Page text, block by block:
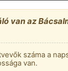
van az
száma a
van.